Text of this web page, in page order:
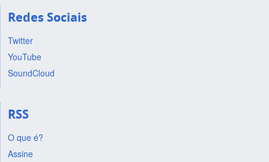
Redes Sociais
Twitter
YouTube
SoundCloud
RSS
O que é?
Assine